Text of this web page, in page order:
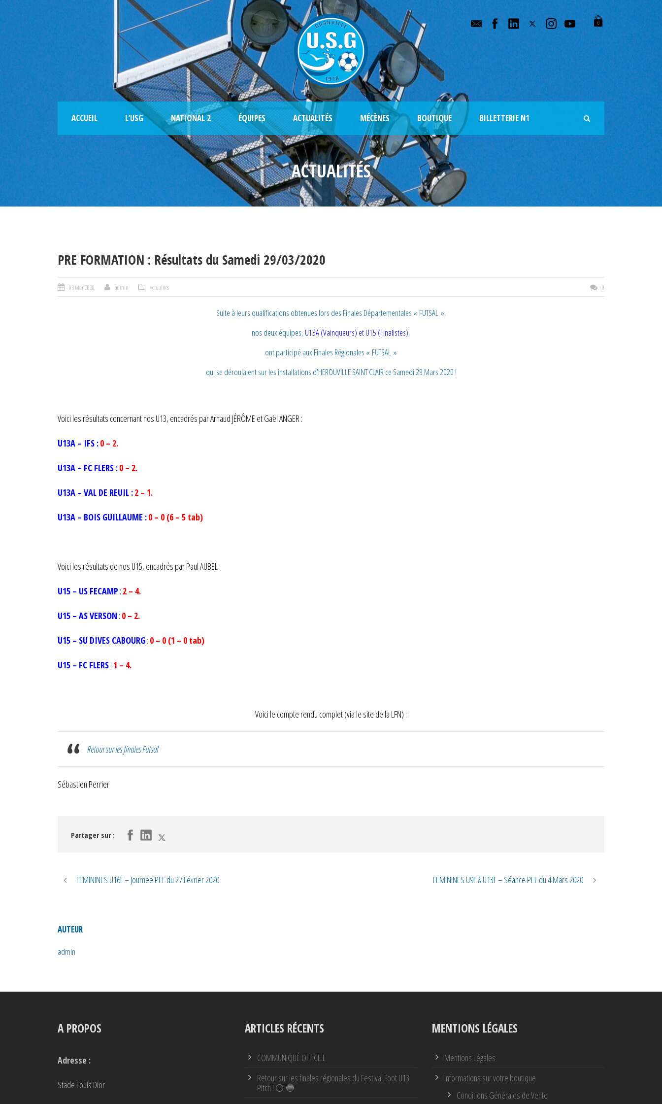
0
ACCUEIL L’USG NATIONAL 2 ÉQUIPES ACTUALITÉS MÉCÈNES BOUTIQUE BILLETTERIE N1
ACTUALITÉS
PRE FORMATION : Résultats du Samedi 29/03/2020
03 Mar 2020 admin Actualités 0
Suite à leurs qualifications obtenues lors des Finales Départementales « FUTSAL »,
nos deux équipes, U13A (Vainqueurs) et U15 (Finalistes),
ont participé aux Finales Régionales « FUTSAL »
qui se déroulaient sur les installations d’HEROUVILLE SAINT CLAIR ce Samedi 29 Mars 2020 !
Voici les résultats concernant nos U13, encadrés par Arnaud JÉRÔME et Gaël ANGER :
U13A – IFS :0 – 2.
U13A – FC FLERS :0 – 2.
U13A – VAL DE REUIL :2 – 1.
U13A – BOIS GUILLAUME :0 – 0 (6 – 5 tab)
Voici les résultats de nos U15, encadrés par Paul AUBEL :
U15 – US FECAMP : 2 – 4.
U15 – AS VERSON : 0 – 2.
U15 – SU DIVES CABOURG: 0 – 0 (1 – 0 tab)
U15 – FC FLERS: 1 – 4.
Voici le compte rendu complet (via le site de la LFN) :
Retour sur les finales Futsal
Sébastien Perrier
Partager sur :
FEMININES U16F – Journée PEF du 27 Février 2020 FEMININES U9F & U13F – Séance PEF du 4 Mars 2020
AUTEUR
admin
A PROPOS
Adresse :
Stade Louis Dior
ARTICLES RÉCENTS
COMMUNIQUÉ OFFICIEL
Retour sur les finales régionales du Festival Foot U13
Pitch ! ⚪ 🔵
MENTIONS LÉGALES
Mentions Légales
Informations sur votre boutique
Conditions Générales de Vente